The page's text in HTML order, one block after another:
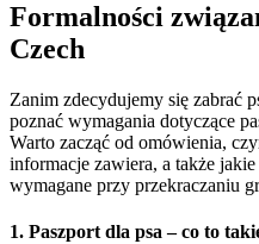
Formalności
Czech
Zanim zdecydujemy się zabrać
poznać wymagania dotyczące
Warto zacząć od omówienia,
informacje zawiera, a także
wymagane przy przekraczaniu
1. Paszport dla psa – co to